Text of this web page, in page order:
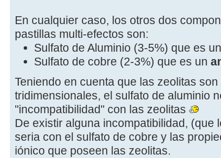
En cualquier caso, los otros dos
pastillas multi-efectos son:
Sulfato de Aluminio (3-5%) que es
Sulfato de cobre (2-3%) que es un
Teniendo en cuenta que las zeolitas
tridimensionales, el sulfato de aluminio
"incompatibilidad" con las zeolitas
De existir alguna incompatibilidad,
seria con el sulfato de cobre y las
iónico que poseen las zeolitas.